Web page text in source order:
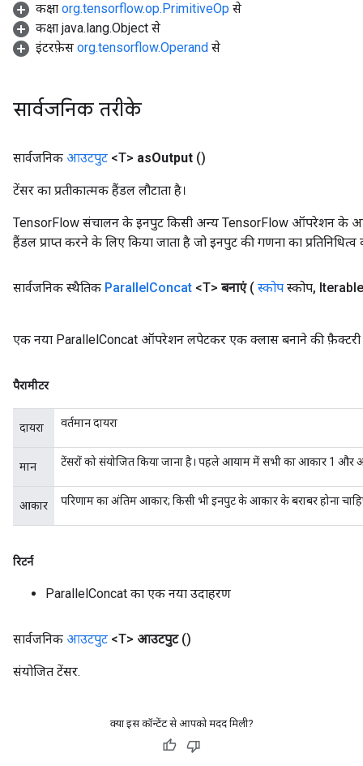
कक्षा org.tensorflow.op.PrimitiveOp से
कक्षा java.lang.Object से
इंटरफ़ेस org.tensorflow.Operand से
सार्वजनिक तरीके
सार्वजनिक आउटपुट <T> asOutput ()
टेंसर का प्रतीकात्मक हैंडल लौटाता है।
TensorFlow संचालन के इनपुट किसी अन्य TensorFlow ऑपरेशन के
हैंडल प्राप्त करने के लिए किया जाता है जो इनपुट की गणना का प्रतिनिधित्व
सार्वजनिक स्थैतिक ParallelConcat <T> बनाएं ( स्कोप स्कोप,
एक नया ParallelConcat ऑपरेशन लपेटकर एक क्लास बनाने की फ़ैक्टरी
पैरामीटर
दायरा वर्तमान दायरा
मान टेंसरों को संयोजित किया जाना है। पहले आयाम में सभी का आकार 1 और
आकार परिणाम का अंतिम आकार; किसी भी इनपुट के आकार के बराबर होना
रिटर्न
ParallelConcat का एक नया उदाहरण
सार्वजनिक आउटपुट <T> आउटपुट ()
संयोजित टेंसर.
क्या इस कॉन्टेंट से आपको मदद मिली?